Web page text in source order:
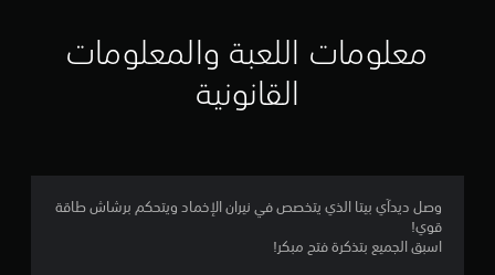
م
معلومات اللعبة والمعلومات
القانونية
وصل ديدآي بيتا الذي يتخصص في نيران الإخماد ويتحكم برشاش طاقة
قوي!
اسبق الجميع بتذكرة فتح مبكر!